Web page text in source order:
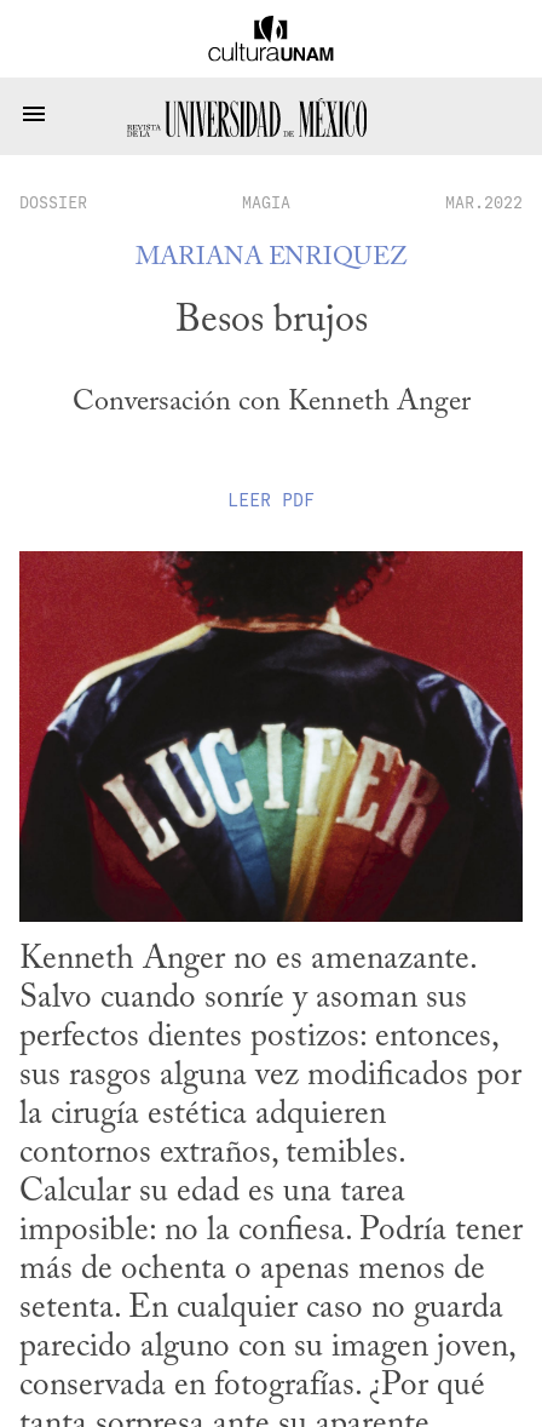
DOSSIER MAGIA MAR.2022
MARIANA ENRIQUEZ
Besos brujos
Conversación con Kenneth Anger
LEER PDF
Kenneth Anger no es amenazante.
Salvo cuando sonríe y asoman sus
perfectos dientes postizos: entonces,
sus rasgos alguna vez modificados por
la cirugía estética adquieren
contornos extraños, temibles.
Calcular su edad es una tarea
imposible: no la confiesa. Podría tener
más de ochenta o apenas menos de
setenta. En cualquier caso no guarda
parecido alguno con su imagen joven,
conservada en fotografías. ¿Por qué